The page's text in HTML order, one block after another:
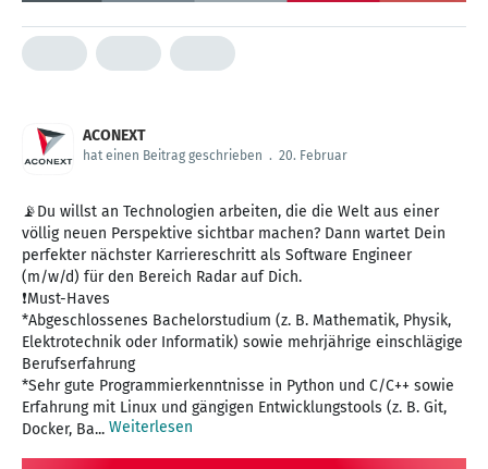
ACONEXT
hat einen Beitrag geschrieben . 20. Februar
📡Du willst an Technologien arbeiten, die die Welt aus einer
völlig neuen Perspektive sichtbar machen? Dann wartet Dein
perfekter nächster Karriereschritt als Software Engineer
(m/w/d) für den Bereich Radar auf Dich.
❗Must-Haves
*Abgeschlossenes Bachelorstudium (z. B. Mathematik, Physik,
Elektrotechnik oder Informatik) sowie mehrjährige einschlägige
Berufserfahrung
*Sehr gute Programmierkenntnisse in Python und C/C++ sowie
Erfahrung mit Linux und gängigen Entwicklungstools (z. B. Git,
Docker, Ba... Weiterlesen